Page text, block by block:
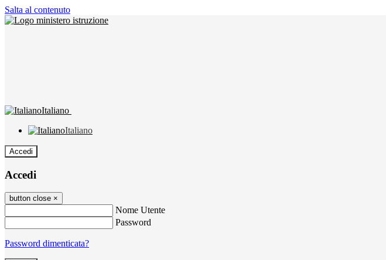
Salta al contenuto
Italiano
Italiano
Accedi
Accedi
button close ×
Nome Utente
Password
Password dimenticata?